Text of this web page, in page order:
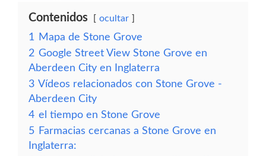
Contenidos ocultar
1
Mapa de Stone Grove
2 Google Street View Stone Grove en
Aberdeen City en Inglaterra
3 Vídeos relacionados con Stone Grove -
Aberdeen City
4 el tiempo en Stone Grove
5 Farmacias cercanas a Stone Grove en
Inglaterra: